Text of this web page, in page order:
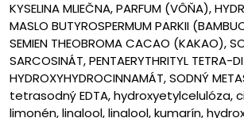
Proraso
KYSELINA MLIEČNA, PARFUM (VÔŇA),
MASLO BUTYROSPERMUM PARKII
SEMIEN THEOBROMA CACAO (KAKAO),
SARCOSINÁT, PENTAERYTHRITYL TETRA-
HYDROXYHYDROCINNAMÁT, SODNÝ
tetrasodný EDTA, hydroxyetylcelulóza,
limonén, linalool, linalool, kumarín,